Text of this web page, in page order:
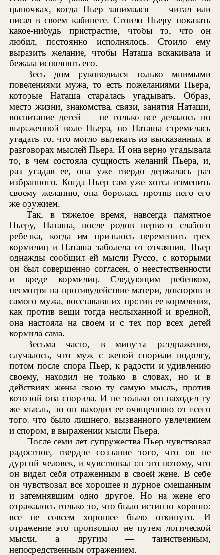
цыпочках, когда Пьер занимался — читал или
писал в своем кабинете. Стоило Пьеру показать
какое-нибудь пристрастие, чтобы то, что он
любил, постоянно исполнялось. Стоило ему
выразить желание, чтобы Наташа вскакивала и
бежала исполнять его.
Весь дом руководился только мнимыми
повелениями мужа, то есть пожеланиями Пьера,
которые Наташа старалась угадывать. Образ,
место жизни, знакомства, связи, занятия Наташи,
воспитание детей — не только все делалось по
выраженной воле Пьера, но Наташа стремилась
угадать то, что могло вытекать из высказанных в
разговорах мыслей Пьера. И она верно угадывала
то, в чем состояла сущность желаний Пьера, и,
раз угадав ее, она уже твердо держалась раз
избранного. Когда Пьер сам уже хотел изменить
своему желанию, она боролась против него его
же оружием.
Так, в тяжелое время, навсегда памятное
Пьеру, Наташа, после родов первого слабого
ребенка, когда им пришлось переменить трех
кормилиц и Наташа заболела от отчаяния, Пьер
однажды сообщил ей мысли Руссо, с которыми
он был совершенно согласен, о неестественности
и вреде кормилиц. Следующим ребенком,
несмотря на противудействие матери, докторов и
самого мужа, восстававших против ее кормления,
как против вещи тогда неслыханной и вредной,
она настояла на своем и с тех пор всех детей
кормила сама.
Весьма часто, в минуты раздражения,
случалось, что муж с женой спорили подолгу,
потом после спора Пьер, к радости и удивлению
своему, находил не только в словах, но и в
действиях жены свою ту самую мысль, против
которой она спорила. И не только он находил ту
же мысль, но он находил ее очищенною от всего
того, что было лишнего, вызванного увлечением
и спором, в выражении мысли Пьера.
После семи лет супружества Пьер чувствовал
радостное, твердое сознание того, что он не
дурной человек, и чувствовал он это потому, что
он видел себя отраженным в своей жене. В себе
он чувствовал все хорошее и дурное смешанным
и затемнявшим одно другое. Но на жене его
отражалось только то, что было истинно хорошо:
все не совсем хорошее было откинуто. И
отражение это произошло не путем логической
мысли, а другим — таинственным,
непосредственным отражением.